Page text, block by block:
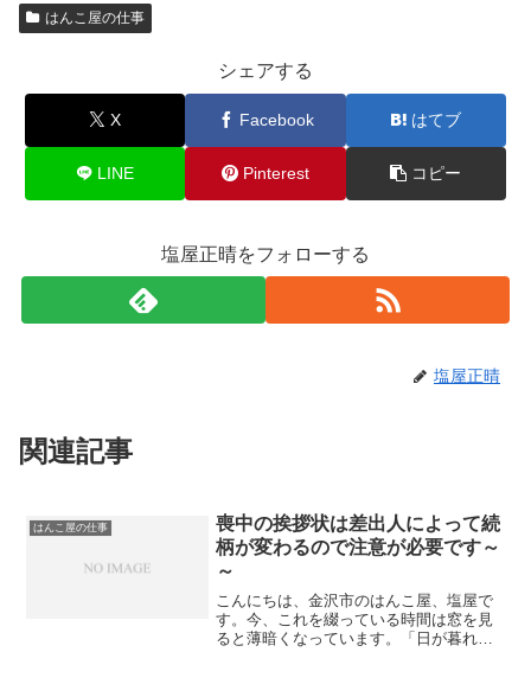
はんこ屋の仕事
シェアする
X Facebook はてブ
LINE Pinterest コピー
塩屋正晴をフォローする
塩屋正晴
関連記事
はんこ屋の仕事
喪中の挨拶状は差出人によって続
柄が変わるので注意が必要です～
～
こんにちは、金沢市のはんこ屋、塩屋で
す。今、これを綴っている時間は窓を見
ると薄暗くなっています。「日が暮れる